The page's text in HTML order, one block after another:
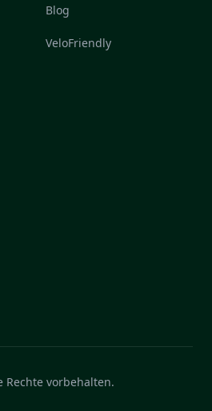
Blog
VeloFriendly
Rechte vorbehalten.